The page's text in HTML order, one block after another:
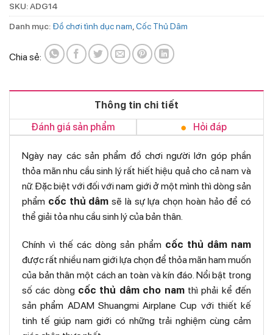
SKU:ADG14
Danh mục: Đồ chơi tình dục nam Cốc Thủ Dâm
Chia sẻ:
Thông tin chi tiết
Đánh giá sản phẩm
Hỏi đáp
Ngày nay các sản phẩm đồ chơi người lớn góp phần
thỏa mãn nhu cầu sinh lý rất hiết hiệu quả cho cả nam và
nữ. Đặc biệt với đối với nam giới ở một mình thì dòng sản
phẩm cốc thủ dâm sẽ là sự lựa chọn hoàn hảo để có
thể giải tỏa nhu cầu sinh lý của bản thân.
Chính vì thế các dòng sản phẩm cốc thủ dâm nam
được rất nhiều nam giới lựa chọn để thỏa mãn ham muốn
của bản thân một cách an toàn và kín đáo. Nổi bật trong
số các dòng cốc thủ dâm cho namthì phải kể đến
sản phẩm ADAM Shuangmi Airplane Cup với thiết kế
tinh tế giúp nam giới có những trải nghiệm cùng cảm